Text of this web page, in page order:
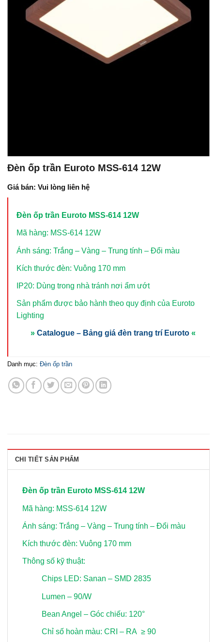
Đèn ốp trần Euroto MSS-614 12W
Giá bán: Vui lòng liên hệ
Đèn ốp trần Euroto MSS-614 12W
Mã hàng: MSS-614 12W
Ánh sáng: Trắng – Vàng – Trung tính – Đổi màu
Kích thước đèn: Vuông 170 mm
IP20: Dùng trong nhà tránh nơi ẩm ướt
Sản phẩm được bảo hành theo quy định của Euroto
Lighting
» Catalogue – Bảng giá đèn trang trí Euroto «
Danh mục: Đèn ốp trần
CHI TIẾT SẢN PHẨM
Đèn ốp trần Euroto MSS-614 12W
Mã hàng: MSS-614 12W
Ánh sáng: Trắng – Vàng – Trung tính – Đổi màu
Kích thước đèn: Vuông 170 mm
Thông số kỹ thuật:
Chips LED: Sanan – SMD 2835
Lumen – 90/W
Bean Angel – Góc chiếu: 120°
Chỉ số hoàn màu: CRI – RA ≥ 90